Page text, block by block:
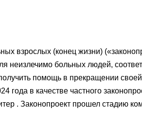
взрослых (конец жизни)
неизлечимо больных людей,
помощь в прекращении
года в качестве частного
. Законопроект прошел стадию